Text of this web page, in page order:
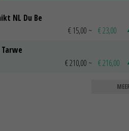
NL Du Be
€ 15,00 ~ € 23,00
€ 210,00 ~ € 216,00